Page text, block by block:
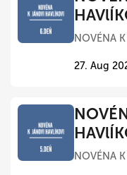
NOVÉNA
27. Aug
NOVÉNA